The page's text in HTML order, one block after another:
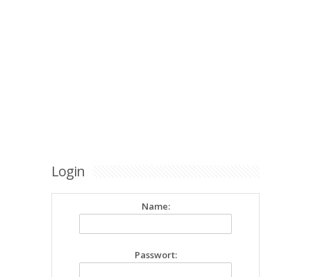
Login
Name:
Passwort: